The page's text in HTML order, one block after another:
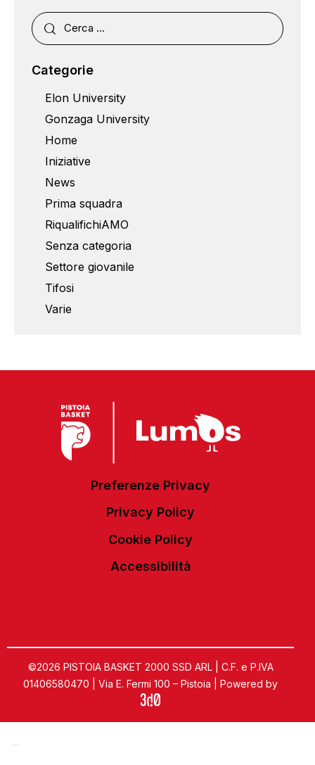
Categorie
Elon University
Gonzaga University
Home
Iniziative
News
Prima squadra
RiqualifichiAMO
Senza categoria
Settore giovanile
Tifosi
Varie
Preferenze Privacy
Privacy Policy
Cookie Policy
Accessibilità
©2026 PISTOIA BASKET 2000 SSD ARL | C.F. e P.IVA
01406580470 | Via E. Fermi 100 – Pistoia | Powered by